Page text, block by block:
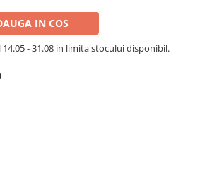
IN COS
- 31.08 in limita stocului disponibil.